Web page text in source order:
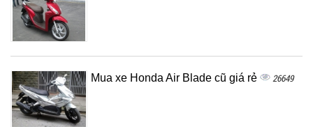
Mua xe Honda Air Blade cũ giá rẻ 26649